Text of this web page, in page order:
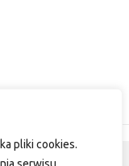
pliki cookies.